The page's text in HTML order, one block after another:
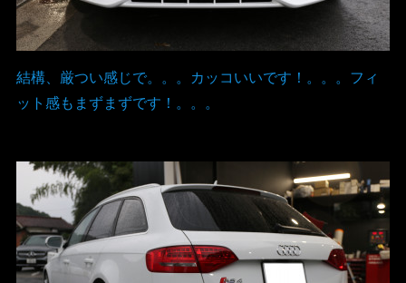
結構、厳つい感じで。。。カッコいいです！。。。フィ
ット感もまずまずです！。。。